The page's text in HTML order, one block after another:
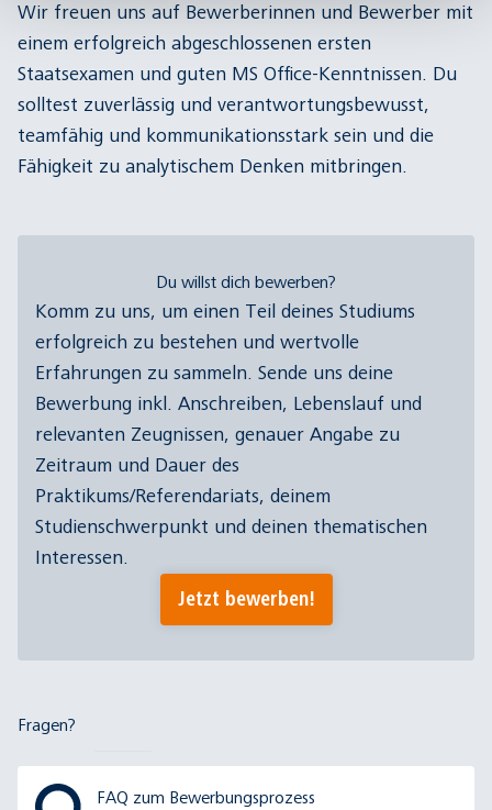
Wir freuen uns auf Bewerberinnen und Bewerber mit
einem erfolgreich abgeschlossenen ersten
Staatsexamen und guten MS Office-Kenntnissen. Du
solltest zuverlässig und verantwortungsbewusst,
teamfähig und kommunikationsstark sein und die
Fähigkeit zu analytischem Denken mitbringen.
Du willst dich bewerben?
Komm zu uns, um einen Teil deines Studiums
erfolgreich zu bestehen und wertvolle
Erfahrungen zu sammeln. Sende uns deine
Bewerbung inkl. Anschreiben, Lebenslauf und
relevanten Zeugnissen, genauer Angabe zu
Zeitraum und Dauer des
Praktikums/Referendariats, deinem
Studienschwerpunkt und deinen thematischen
Interessen.
Jetzt bewerben!
Fragen?
FAQ zum Bewerbungsprozess